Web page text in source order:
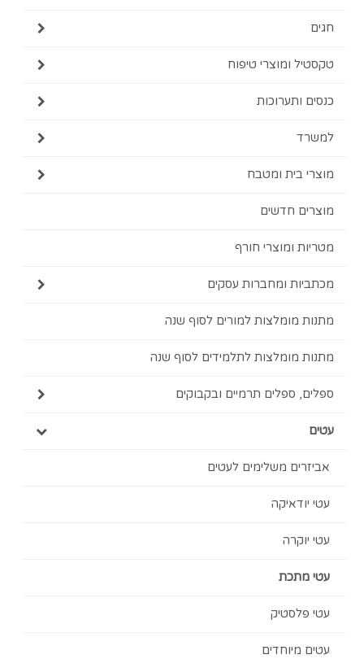
חגים
טקסטיל ומוצרי טיפוח
כנסים ותערוכות
למשרד
מוצרי בית ומטבח
מוצרים חדשים
מטריות ומוצרי חורף
מכתביות ומחברות עסקים
מתנות מומלצות למורים לסוף שנה
מתנות מומלצות לתלמידים לסוף שנה
ספלים, ספלים תרמיים ובקבוקים
עטים
אביזרים משלימים לעטים
עטי יודאיקה
עטי יוקרה
עטי מתכת
עטי פלסטיק
עטים מיוחדים